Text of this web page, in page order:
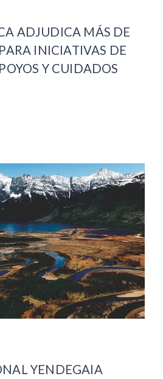
ADJUDICA MÁS DE
INICIATIVAS DE
Y CUIDADOS
YENDEGAIA